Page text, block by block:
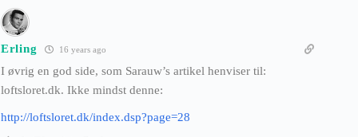
Erling 16 years ago
I øvrig en god side, som Sarauw’s artikel henviser til:
loftsloret.dk. Ikke mindst denne:
http://loftsloret.dk/index.dsp?page=28